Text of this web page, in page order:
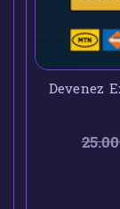
Devenez